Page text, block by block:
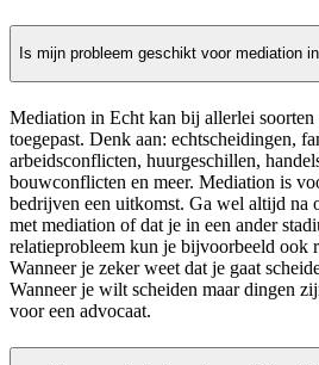
Is mijn probleem geschikt voor mediation
Mediation in Echt kan bij allerlei
toegepast. Denk aan: echtscheidingen,
arbeidsconflicten, huurgeschillen,
bouwconflicten en meer. Mediation is
bedrijven een uitkomst. Ga wel altijd na
met mediation of dat je in een ander
relatieprobleem kun je bijvoorbeeld ook
Wanneer je zeker weet dat je gaat
Wanneer je wilt scheiden maar dingen
voor een advocaat.